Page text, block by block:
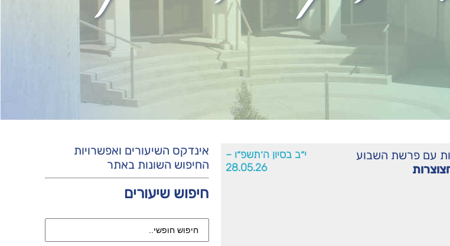
עם פרשת השבוע
י״ב בסיון ה׳תשפ״ו –
28.05.26
אינדקס השיעורים ואפשרויות
החיפוש השונות באתר
חיפוש שיעורים